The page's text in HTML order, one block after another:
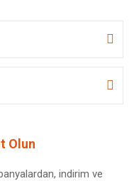
Olun
indirim ve